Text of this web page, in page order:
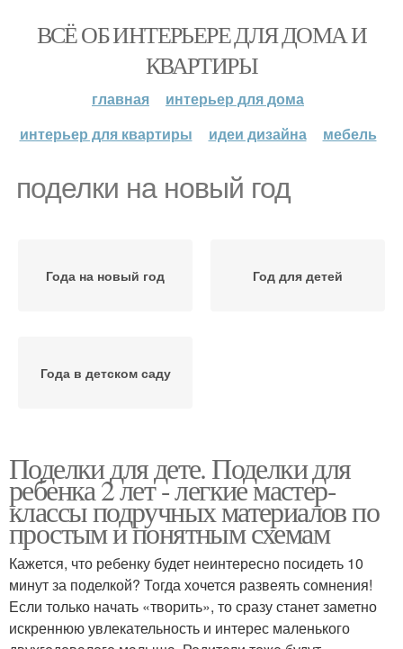
ВСЁ ОБ ИНТЕРЬЕРЕ ДЛЯ ДОМА И
КВАРТИРЫ
главная
интерьер для дома
интерьер для квартиры
идеи дизайна мебель
поделки на новый год
Года на новый год Год для детей
Года в детском саду
Поделки для дете. Поделки для
ребенка 2 лет - легкие мастер-
классы подручных материалов по
простым и понятным схемам
Кажется, что ребенку будет неинтересно посидеть 10
минут за поделкой? Тогда хочется развеять сомнения!
Если только начать «творить», то сразу станет заметно
искреннюю увлекательность и интерес маленького